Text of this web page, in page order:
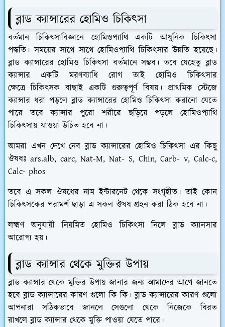
ব্লাড ক্যান্সারের হোমিও চিকিৎসা
বর্তমান চিকিৎসাবিজ্ঞানে হোমিওপ্যাথি একটি আধুনিক চিকিৎসা
পদ্ধতি। সময়ের সাথে সাথে হোমিওপ্যাথি চিকিৎসার উন্নতি হয়েছে।
ব্লাড ক্যান্সারের হোমিও চিকিৎসা বর্তমানে সম্ভব। তবে যেহেতু ব্লাড
ক্যান্সার একটি মরণব্যাধি রোগ তাই হোমিও চিকিৎসার
ক্ষেত্রে চিকিৎসক বাছাই একটি গুরুত্বপূর্ণ বিষয়। প্রাথমিক স্টেজে
ক্যান্সার ধরা পড়লে ব্লাড ক্যান্সারের হোমিও চিকিৎসা করানো যেতে
পারে তবে ক্যান্সার পুরো শরীরে ছড়িয়ে পড়লে হোমিওপ্যাথি
চিকিৎসায় যাওয়া উচিত হবে না।
আমরা এখন দেখে নেব ব্লাড ক্যান্সারের হোমিও চিকিৎসা এর কিছু
ঔষধঃ ars.alb, carc, Nat-M, Nat- S, Chin, Carb- v, Calc-c,
Calc- phos
তবে এ সকল ঔষধের নাম ইন্টারনেট থেকে সংগৃহীত। তাই কোন
চিকিৎসকের পরামর্শ ছাড়া এ সকল ঔষধ গ্রহন করা ঠিক হবে না।
লক্ষ্মণ অনুযায়ী নিয়মিত হোমিও চিকিৎসা নিলে ব্লাড ক্যানসার
আরোগ্য হয়।
ব্লাড ক্যান্সার থেকে মুক্তির উপায়
ব্লাড ক্যান্সার থেকে মুক্তির উপায় জানার জন্য আমাদের আগে জানতে
হবে ব্লাড ক্যান্সারের কারণ গুলো কি কি। ব্লাড ক্যান্সারের কারণ গুলো
আপনারা সঠিকভাবে জানলে সেগুলো থেকে নিজেকে বিরত
রাখলে ব্লাড ক্যান্সার থেকে মুক্তি পাওয়া যেতে পারে।